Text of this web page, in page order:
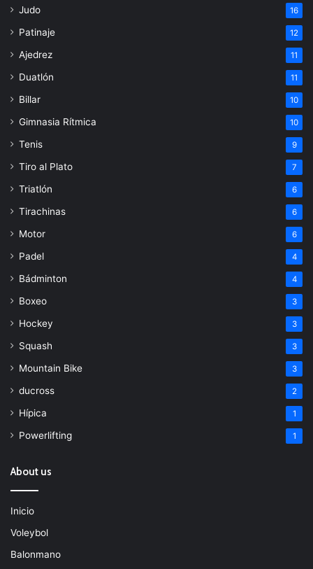
Judo 16
Patinaje 12
Ajedrez 11
Duatlón 11
Billar 10
Gimnasia Rítmica 10
Tenis 9
Tiro al Plato 7
Triatlón 6
Tirachinas 6
Motor 6
Padel 4
Bádminton 4
Boxeo 3
Hockey 3
Squash 3
Mountain Bike 3
ducross 2
Hípica 1
Powerlifting 1
About us
Inicio
Voleybol
Balonmano